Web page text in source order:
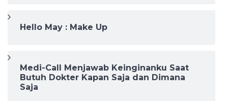
Hello May : Make Up
Medi-Call Menjawab Keinginanku Saat
Butuh Dokter Kapan Saja dan Dimana
Saja